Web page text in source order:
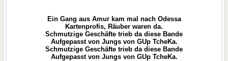
Ein Gang aus Amur kam mal nach Odessa
Kartenprofis, Räuber waren da.
Schmutzige Geschäfte trieb da diese Bande
Aufgepasst von Jungs von GUp TcheKa.
Schmutzige Geschäfte trieb da diese Bande
Aufgepasst von Jungs von GUp TcheKa.